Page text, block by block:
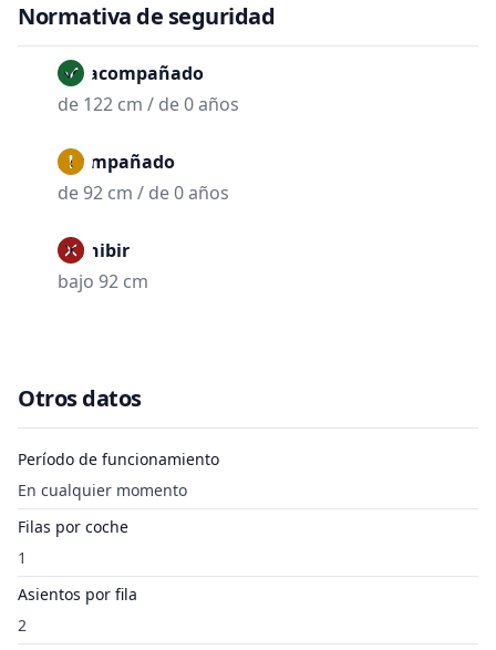
Normativa de seguridad
No acompañado
de 122 cm / de 0 años
Acompañado
de 92 cm / de 0 años
Prohibir
bajo 92 cm
Otros datos
Período de funcionamiento
En cualquier momento
Filas por coche
1
Asientos por fila
2